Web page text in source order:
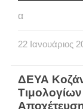
α
22 Ιανουάριος
ΔΕΥΑ